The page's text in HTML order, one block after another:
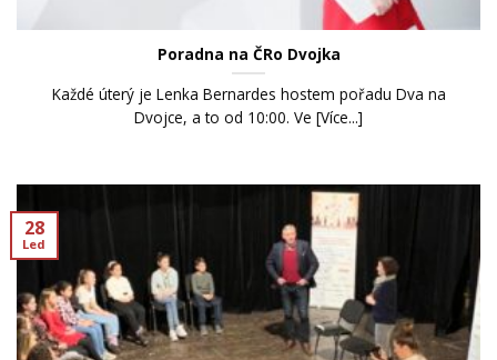
Poradna na ČRo Dvojka
Každé úterý je Lenka Bernardes hostem pořadu Dva na
Dvojce, a to od 10:00. Ve [Více...]
28
Led